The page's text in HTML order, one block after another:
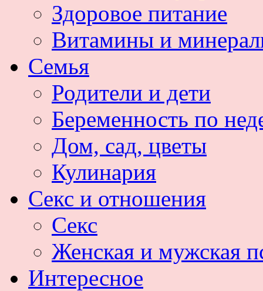
Здоровое питание
Витамины и
Семья
Родители и дети
Беременность по
Дом, сад, цветы
Кулинария
Секс и отношения
Секс
Женская и мужская
Интересное